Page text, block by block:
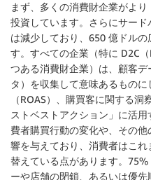
まず、多くの消費財企業がよ
投資しています。さらにサー
は減少しており、650 億ドル
す。すべての企業（特に D2C
つある消費財企業）は、顧客
タ）を収集して意味あるもの
（ROAS）、購買客に関する
ストベストアクション」に活
費者購買行動の変化や、その
響を与えており、消費者はこ
替えている点があります。
ーや店舗の閉鎖、あるいは優